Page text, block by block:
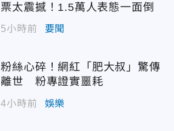
票太震撼！1.5萬人表態一面倒
5小時前 要聞
粉絲心碎！網紅「肥大叔」驚傳
離世 粉專證實噩耗
4小時前 娛樂